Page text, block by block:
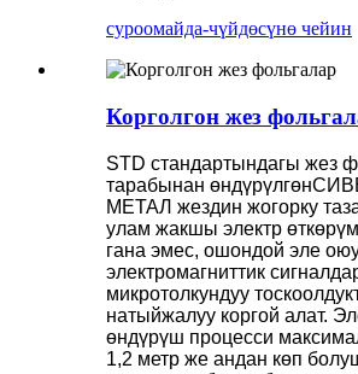
суроомайда-чүйдөсүнө чейин
Корголгон жез
STD стандартындагы жез
тарабынан өндүрүлгөн
МЕТАЛ жездин жогорку
улам жакшы электр
гана эмес, ошондой эле
электромагниттик
микротолкундуу
натыйжалуу коргой алат.
өндүрүш процесси
1,2 метр же андан көп